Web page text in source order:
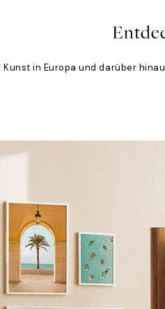
in Europa und darüber